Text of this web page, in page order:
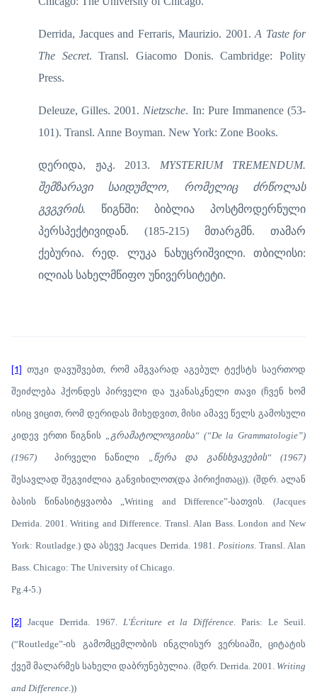
Derrida, Jacques and Ferraris, Maurizio. 2001. A Taste for
The Secret. Transl. Giacomo Donis. Cambridge: Polity
Press.
Deleuze, Gilles. 2001. Nietzsche. In: Pure Immanence (53-
101). Transl. Anne Boyman. New York: Zone Books.
დერიდა, ჟაკ. 2013. MYSTERIUM TREMENDUM.
შემზარავი საიდუმლო, რომელიც ძრწოლას
გვგვრის. წიგნში: ბიბლია პოსტმოდერნული
პერსპექტივიდან. (185-215) მთარგმნ. თამარ
ქებურია. რედ. ლუკა ნახუცრიშვილი. თბილისი:
ილიას სახელმწიფო უნივერსიტეტი.
[1] თუკი დავუშვებთ, რომ ამგვარად აგებულ ტექსტს საერთოდ
შეიძლება ჰქონდეს პირველი და უკანასკნელი თავი (ჩვენ ხომ
ისიც ვიცით, რომ დერიდას მიხედვით, მისი ამავე წელს გამოსული
კიდევ ერთი წიგნის „გრამატოლოგიისა“ (“De la Grammatologie”)
(1967) პირველი ნაწილი „წერა და განსხვავების“ (1967)
შესავლად შეგვიძლია განვიხილოთ(და პირიქითაც)). (შდრ. ალან
ბასის წინასიტყვაობა „Writing and Difference”-სათვის. (Jacques
Derrida. 2001. Writing and Difference. Transl. Alan Bass. London and New
York: Routladge.) და ასევე Jacques Derrida. 1981. Positions. Transl. Alan
Bass. Chicago: The University of Chicago.
Pg.4-5.)
[2] Jacque Derrida. 1967. L'Écriture et la Différence . Paris: Le Seuil.
(“Routledge”-ის გამომცემლობის ინგლისურ ვერსიაში, ციტატის
ქვეშ მალარმეს სახელი დაბრუნებულია. (შდრ. Derrida. 2001. Writing
and Difference .))